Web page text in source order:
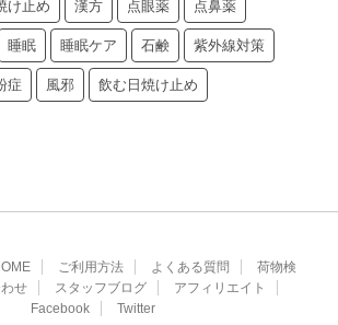
け止め 漢方 点眼薬 点鼻薬
睡眠 睡眠ケア 石鹸 紫外線対策
症 風邪 飲む日焼け止め
ご利用方法 よくある質問
荷物検
せ スタッフブログ
アフィリエイト
Facebook
Twitter